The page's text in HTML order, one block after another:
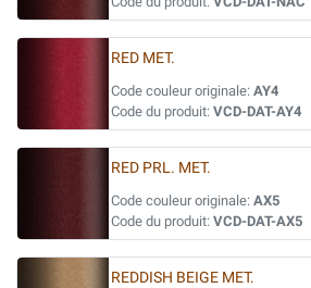
RED MET.
Code couleur originale: AY4
Code du produit: VCD-DAT-AY4
RED PRL. MET.
Code couleur originale: AX5
Code du produit: VCD-DAT-AX5
REDDISH BEIGE MET.